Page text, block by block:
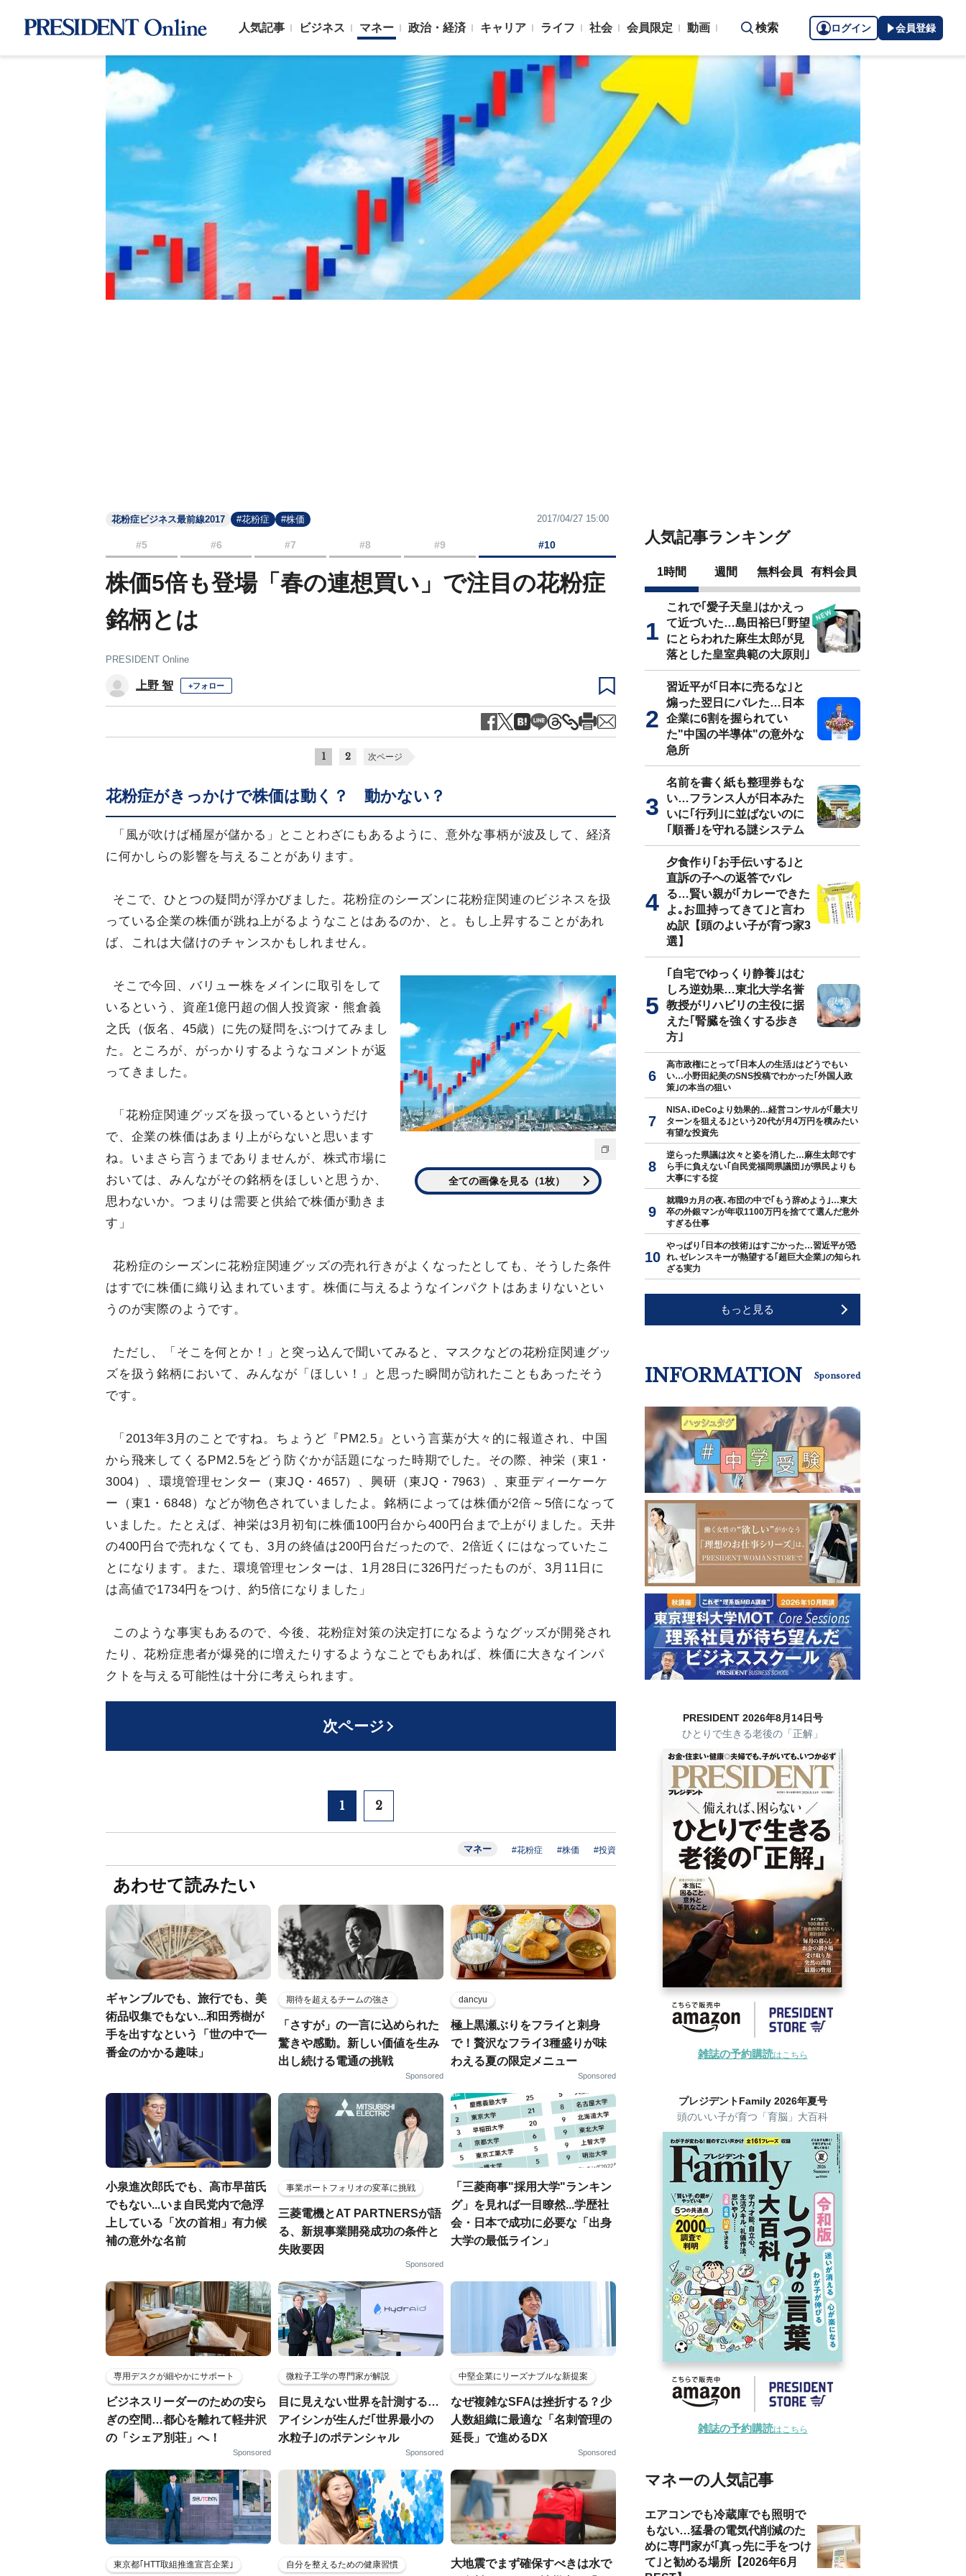
人気記事 ビジネス マネー 政治・経済 キャリア ライフ 社会 会員限定 動画 検索 ログイン 会員登録
花粉症ビジネス最前線2017 #花粉症 #株価 2017/04/27 15:00
#5 #6 #7 #8 #9 #10
株価5倍も登場「春の連想買い」で注目の花粉症
銘柄とは
PRESIDENT Online
上野 智 +フォロー
1 2 次ページ
花粉症がきっかけで株価は動く？ 動かない？
「風が吹けば桶屋が儲かる」とことわざにもあるように、意外な事柄が波及して、経済
に何かしらの影響を与えることがあります。
そこで、ひとつの疑問が浮かびました。花粉症のシーズンに花粉症関連のビジネスを扱
っている企業の株価が跳ね上がるようなことはあるのか、と。もし上昇することがあれ
ば、これは大儲けのチャンスかもしれません。
全ての画像を見る（1枚）
そこで今回、バリュー株をメインに取引をして
いるという、資産1億円超の個人投資家・熊倉義
之氏（仮名、45歳）に先の疑問をぶつけてみまし
た。ところが、がっかりするようなコメントが返
ってきました。
「花粉症関連グッズを扱っているというだけ
で、企業の株価はあまり上がらないと思います
ね。いまさら言うまでありませんが、株式市場に
おいては、みんながその銘柄をほしいと思うか、
思わないか。つまりは需要と供給で株価が動きま
す」
花粉症のシーズンに花粉症関連グッズの売れ行きがよくなったとしても、そうした条件
はすでに株価に織り込まれています。株価に与えるようなインパクトはあまりないとい
うのが実際のようです。
ただし、「そこを何とか！」と突っ込んで聞いてみると、マスクなどの花粉症関連グッ
ズを扱う銘柄において、みんなが「ほしい！」と思った瞬間が訪れたこともあったそう
です。
「2013年3月のことですね。ちょうど『PM2.5』という言葉が大々的に報道され、中国
から飛来してくるPM2.5をどう防ぐかが話題になった時期でした。その際、神栄（東1・
3004）、環境管理センター（東JQ・4657）、興研（東JQ・7963）、東亜ディーケーケ
ー（東1・6848）などが物色されていましたよ。銘柄によっては株価が2倍～5倍になって
いました。たとえば、神栄は3月初旬に株価100円台から400円台まで上がりました。天井
の400円台で売れなくても、3月の終値は200円台だったので、2倍近くにはなっていたこ
とになります。また、環境管理センターは、1月28日に326円だったものが、3月11日に
は高値で1734円をつけ、約5倍になりました」
このような事実もあるので、今後、花粉症対策の決定打になるようなグッズが開発され
たり、花粉症患者が爆発的に増えたりするようなことでもあれば、株価に大きなインパ
クトを与える可能性は十分に考えられます。
次ページ
1 2
マネー #花粉症 #株価 #投資
あわせて読みたい
ギャンブルでも、旅行でも、美
術品収集でもない...和田秀樹が
手を出すなという「世の中で一
番金のかかる趣味」
期待を超えるチームの強さ
「さすが」の一言に込められた
驚きや感動。新しい価値を生み
出し続ける電通の挑戦
Sponsored
dancyu
極上黒瀬ぶりをフライと刺身
で！贅沢なフライ3種盛りが味
わえる夏の限定メニュー
Sponsored
小泉進次郎氏でも、高市早苗氏
でもない...いま自民党内で急浮
上している「次の首相」有力候
補の意外な名前
事業ポートフォリオの変革に挑戦
三菱電機とAT PARTNERSが語
る、新規事業開発成功の条件と
失敗要因
Sponsored
「三菱商事"採用大学"ランキン
グ」を見れば一目瞭然...学歴社
会・日本で成功に必要な「出身
大学の最低ライン」
専用デスクが細やかにサポート
ビジネスリーダーのための安ら
ぎの空間…都心を離れて軽井沢
の「シェア別荘」へ！
Sponsored
微粒子工学の専門家が解説
目に見えない世界を計測する…
アイシンが生んだ｢世界最小の
水粒子｣のポテンシャル
Sponsored
中堅企業にリーズナブルな新提案
なぜ複雑なSFAは挫折する？少
人数組織に最適な「名刺管理の
延長」で進めるDX
Sponsored
東京都｢HTT取組推進宣言企業｣ 自分を整えるための健康習慣
大地震でまず確保すべきは水で
人気記事ランキング
1時間 週間 無料会員 有料会員
これで｢愛子天皇｣はかえっ
て近づいた…島田裕巳｢野望
にとらわれた麻生太郎が見
落とした皇室典範の大原則｣
習近平が｢日本に売るな｣と
煽った翌日にバレた…日本
企業に6割を握られてい
た"中国の半導体"の意外な
急所
名前を書く紙も整理券もな
い…フランス人が日本みた
いに｢行列｣に並ばないのに
｢順番｣を守れる謎システム
夕食作り｢お手伝いする｣と
直訴の子への返答でバレ
る…賢い親が｢カレーできた
よ｡お皿持ってきて｣と言わ
ぬ訳【頭のよい子が育つ家3
選】
｢自宅でゆっくり静養｣はむ
しろ逆効果…東北大学名誉
教授がリハビリの主役に据
えた｢腎臓を強くする歩き
方｣
高市政権にとって｢日本人の生活｣はどうでもい
い…小野田紀美のSNS投稿でわかった｢外国人政
策｣の本当の狙い
NISA､iDeCoより効果的…経営コンサルが｢最大リ
ターンを狙える｣という20代が月4万円を積みたい
有望な投資先
逆らった県議は次々と姿を消した…麻生太郎です
ら手に負えない｢自民党福岡県議団｣が県民よりも
大事にする掟
就職9カ月の夜､布団の中で｢もう辞めよう｣…東大
卒の外銀マンが年収1100万円を捨てて選んだ意外
すぎる仕事
やっぱり｢日本の技術｣はすごかった…習近平が恐
れ､ゼレンスキーが熱望する｢超巨大企業｣の知られ
ざる実力
もっと見る
INFORMATION Sponsored
PRESIDENT 2026年8月14日号
ひとりで生きる老後の「正解」
雑誌の予約購読はこちら
プレジデントFamily 2026年夏号
頭のいい子が育つ「育脳」大百科
雑誌の予約購読はこちら
マネーの人気記事
エアコンでも冷蔵庫でも照明で
もない…猛暑の電気代削減のた
めに専門家が｢真っ先に手をつけ
て｣と勧める場所【2026年6月